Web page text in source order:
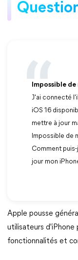
Impossible
J'ai connecté
iOS 16
mettre à jour
Impossible de
Comment
jour mon
Apple pousse
utilisateurs d'iPhone
fonctionnalités et